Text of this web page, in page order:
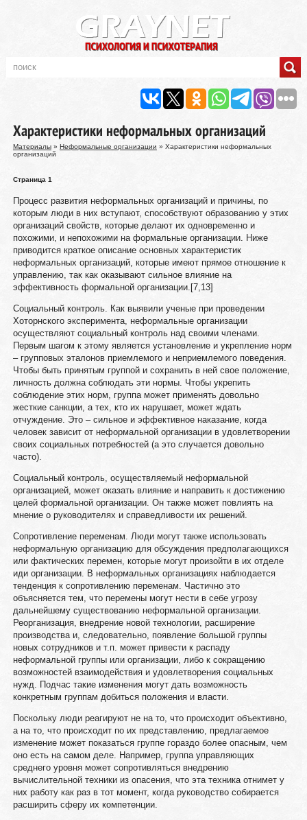
Характеристики неформальных организаций
Материалы» Неформальные организации » Характеристики неформальных
организаций
Страница 1
Процесс развития неформальных организаций и причины, по
которым люди в них вступают, способствуют образованию у этих
организаций свойств, которые делают их одновременно и
похожими, и непохожими на формальные организации. Ниже
приводится краткое описание основных характеристик
неформальных организаций, которые имеют прямое отношение к
управлению, так как оказывают сильное влияние на
эффективность формальной организации.[7,13]
Социальный контроль. Как выявили ученые при проведении
Хоторнского эксперимента, неформальные организации
осуществляют социальный контроль над своими членами.
Первым шагом к этому является установление и укрепление норм
– групповых эталонов приемлемого и неприемлемого поведения.
Чтобы быть принятым группой и сохранить в ней свое положение,
личность должна соблюдать эти нормы. Чтобы укрепить
соблюдение этих норм, группа может применять довольно
жесткие санкции, а тех, кто их нарушает, может ждать
отчуждение. Это – сильное и эффективное наказание, когда
человек зависит от неформальной организации в удовлетворении
своих социальных потребностей (а это случается довольно
часто).
Социальный контроль, осуществляемый неформальной
организацией, может оказать влияние и направить к достижению
целей формальной организации. Он также может повлиять на
мнение о руководителях и справедливости их решений.
Сопротивление переменам. Люди могут также использовать
неформальную организацию для обсуждения предполагающихся
или фактических перемен, которые могут произойти в их отделе
иди организации. В неформальных организациях наблюдается
тенденция к сопротивлению переменам. Частично это
объясняется тем, что перемены могут нести в себе угрозу
дальнейшему существованию неформальной организации.
Реорганизация, внедрение новой технологии, расширение
производства и, следовательно, появление большой группы
новых сотрудников и т.п. может привести к распаду
неформальной группы или организации, либо к сокращению
возможностей взаимодействия и удовлетворения социальных
нужд. Подчас такие изменения могут дать возможность
конкретным группам добиться положения и власти.
Поскольку люди реагируют не на то, что происходит объективно,
а на то, что происходит по их представлению, предлагаемое
изменение может показаться группе гораздо более опасным, чем
оно есть на самом деле. Например, группа управляющих
среднего уровня может сопротивляться внедрению
вычислительной техники из опасения, что эта техника отнимет у
них работу как раз в тот момент, когда руководство собирается
расширить сферу их компетенции.